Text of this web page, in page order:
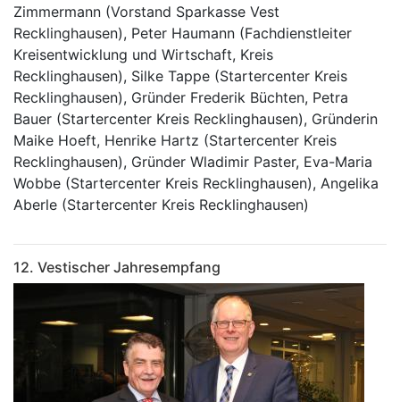
Zimmermann (Vorstand Sparkasse Vest
Recklinghausen), Peter Haumann (Fachdienstleiter
Kreisentwicklung und Wirtschaft, Kreis
Recklinghausen), Silke Tappe (Startercenter Kreis
Recklinghausen), Gründer Frederik Büchten, Petra
Bauer (Startercenter Kreis Recklinghausen), Gründerin
Maike Hoeft, Henrike Hartz (Startercenter Kreis
Recklinghausen), Gründer Wladimir Paster, Eva-Maria
Wobbe (Startercenter Kreis Recklinghausen), Angelika
Aberle (Startercenter Kreis Recklinghausen)
12. Vestischer Jahresempfang